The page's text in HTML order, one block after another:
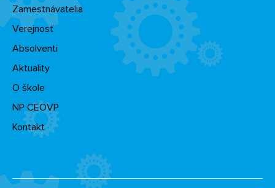
Zamestnávatelia
Verejnosť
Absolventi
Aktuality
O škole
NP CEOVP
Kontakt